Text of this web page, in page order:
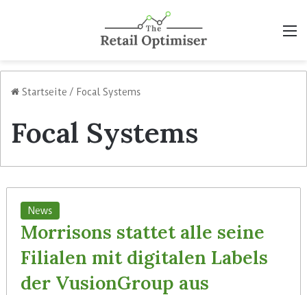
Startseite / Focal Systems
Focal Systems
News
Morrisons stattet alle seine
Filialen mit digitalen Labels
der VusionGroup aus